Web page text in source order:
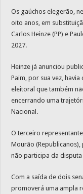
Os gaúchos elegerão,
oito anos, em
Carlos Heinze (PP) e
2027.
Heinze já anunciou
Paim, por sua vez,
eleitoral que também
encerrando uma
Nacional.
O terceiro
Mourão (Republicanos),
não participa da
Com a saída de dois
promoverá uma ampla